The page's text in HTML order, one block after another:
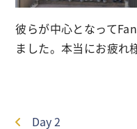
彼らが中心となって
ました。本当にお疲れ
Day 2